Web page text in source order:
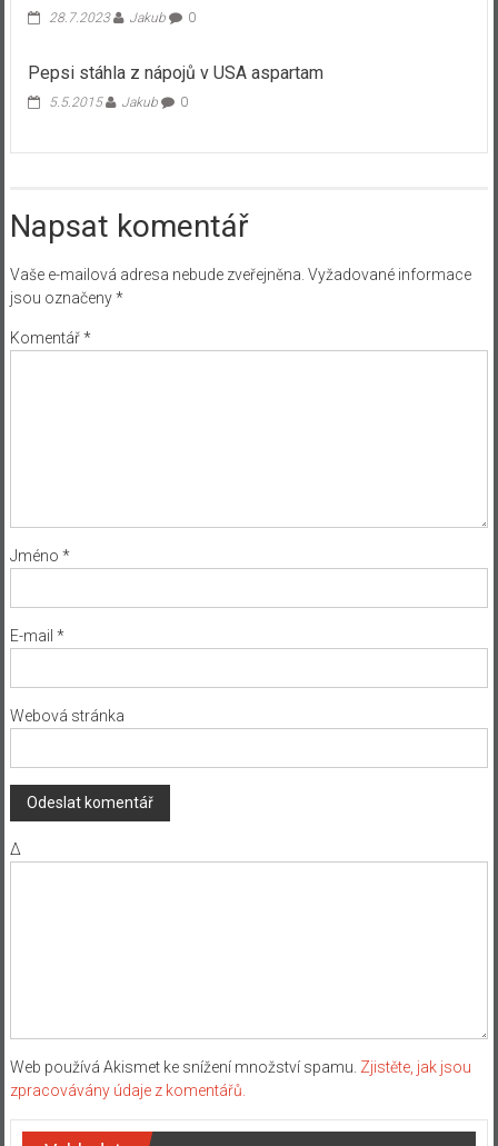
28.7.2023 Jakub 0
Pepsi stáhla z nápojů v USA aspartam
5.5.2015 Jakub 0
Napsat komentář
Vaše e-mailová adresa nebude zveřejněna. Vyžadované informace
jsou označeny*
Komentář*
Jméno *
E-mail *
Webová stránka
Δ
Web používá Akismet ke snížení množství spamu. Zjistěte, jak jsou
zpracovávány údaje z komentářů.